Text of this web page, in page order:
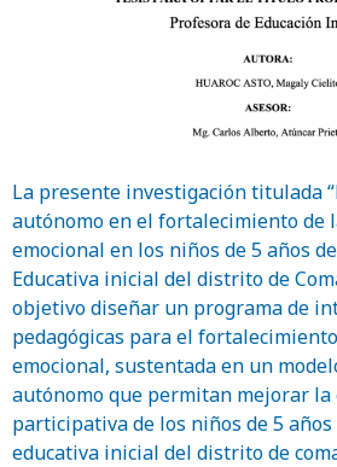
La presente investigación titulada
autónomo en el fortalecimiento de
emocional en los niños de 5 años
Educativa inicial del distrito de
objetivo diseñar un programa de
pedagógicas para el
emocional, sustentada en un
autónomo que permitan mejorar la
participativa de los niños de 5
educativa inicial del distrito de